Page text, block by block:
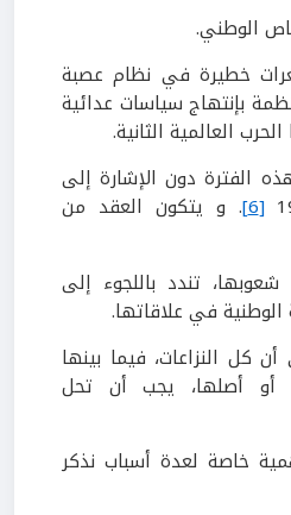
خطيرة في نظام عصبة
بإنتهاج سياسات عدائية
العالمية الثانية.
الفترة دون الإشارة إلى
[6] . و يتكون العقد من
تندد باللجوء إلى
في علاقاتها.
كل النزاعات، فيما بينها
أو أصلها، يجب أن تحل
خاصة لعدة أسباب نذكر